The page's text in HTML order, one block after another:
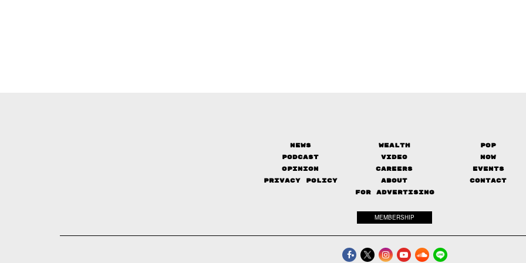
News Wealth
Pop
Podcast
Video
Now
Opinion
Careers
Events
Privacy Policy
About
Contact
FOR ADVERTISING
MEMBERSHIP